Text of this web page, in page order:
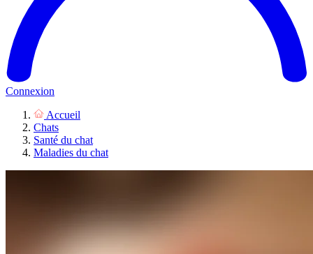
Connexion
Accueil
Chats
Santé du chat
Maladies du chat